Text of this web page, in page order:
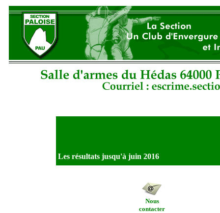
Nous
contacter